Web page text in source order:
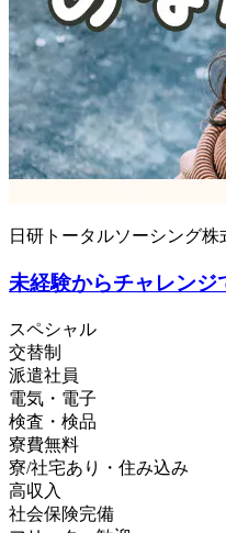
日研トータルソーシング株
未経験からチャレン
スペシャル
交替制
派遣社員
電気・電子
検査・検品
寮費無料
寮/社宅あり・住み込み
高収入
社会保険完備